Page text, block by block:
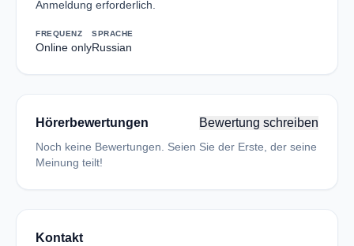
Anmeldung erforderlich.
FREQUENZ
Online only
SPRACHE
Russian
Hörerbewertungen Bewertung schreiben
Noch keine Bewertungen. Seien Sie der Erste, der seine
Meinung teilt!
Kontakt